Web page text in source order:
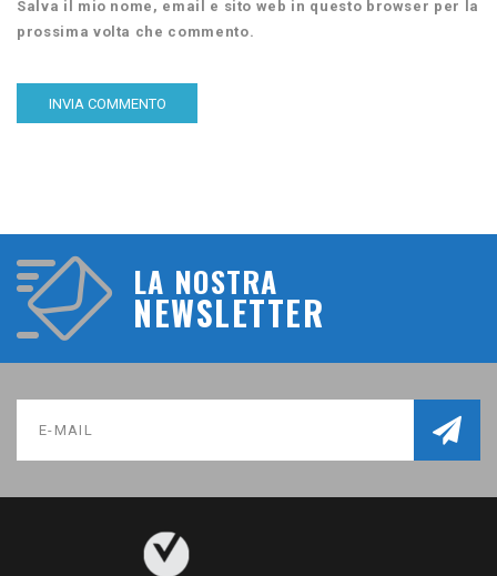
Salva il mio nome, email e sito web in questo browser per la
prossima volta che commento.
LA NOSTRA
NEWSLETTER